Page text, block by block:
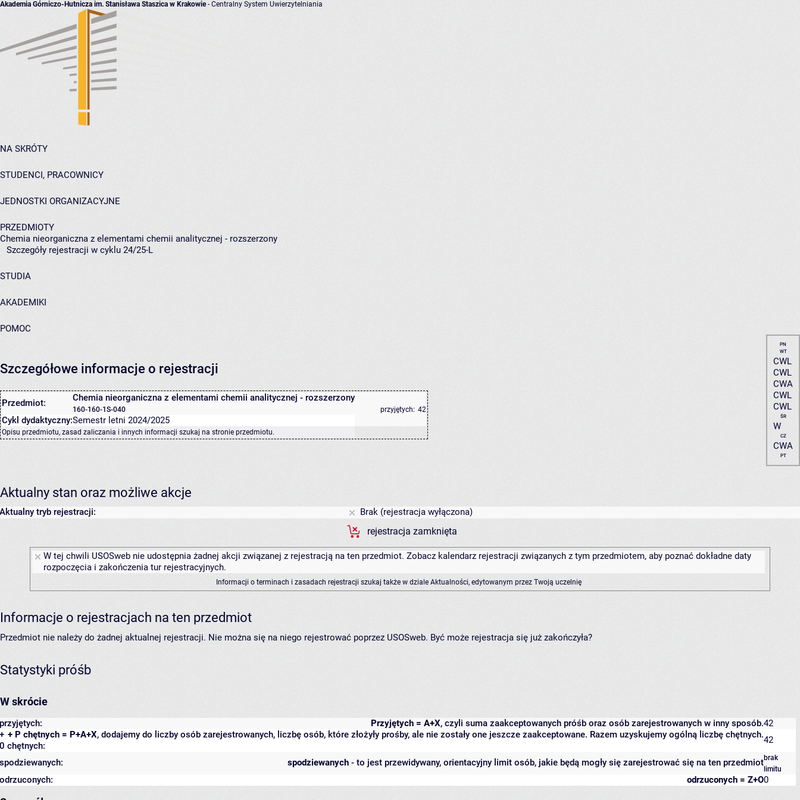
Akademia Górniczo-Hutnicza im. Stanisława Staszica w Krakowie- Centralny System Uwierzytelniania
NA SKRÓTY
STUDENCI, PRACOWNICY
JEDNOSTKI ORGANIZACYJNE
PRZEDMIOTY
Chemia nieorganiczna z elementami chemii analitycznej - rozszerzony
Szczegóły rejestracji w cyklu 24/25-L
STUDIA
AKADEMIKI
POMOC
Szczegółowe informacje o rejestracji
Przedmiot: Chemia nieorganiczna z elementami chemii analitycznej - rozszerzony
160-160-1S-040 przyjętych: 42
Cykl dydaktyczny:Semestr letni 2024/2025
Opisu przedmiotu, zasad zaliczania i innych informacji szukaj na stronie przedmiotu.
PN
WT
CWL
CWL
CWA
CWL
CWL
ŚR
W
CZ
CWA
PT
Aktualny stan oraz możliwe akcje
Aktualny tryb rejestracji:
Brak (rejestracja wyłączona)
rejestracja zamknięta
W tej chwili USOSweb nie udostępnia żadnej akcji związanej z rejestracją na ten przedmiot. Zobacz kalendarz rejestracji związanych z tym przedmiotem, aby poznać dokładne daty
rozpoczęcia i zakończenia tur rejestracyjnych.
Informacji o terminach i zasadach rejestracji szukaj także w dziale Aktualności, edytowanym przez Twoją uczelnię
Informacje o rejestracjach na ten przedmiot
Przedmiot nie należy do żadnej aktualnej rejestracji. Nie można się na niego rejestrować poprzez USOSweb. Być może rejestracja się już zakończyła?
Statystyki próśb
W skrócie
Przyjętych = A+X, czyli suma zaakceptowanych próśb oraz osób zarejestrowanych w inny sposób.
przyjętych:
42
+ P chętnych = P+A+X, dodajemy do liczby osób zarejestrowanych, liczbę osób, które złożyły prośby, ale nie zostały one jeszcze zaakceptowane. Razem uzyskujemy ogólną liczbę chętnych.
+
0 chętnych:
42
spodziewanych - to jest przewidywany, orientacyjny limit osób, jakie będą mogły się zarejestrować się na ten przedmiot
spodziewanych:
brak
limitu
odrzuconych = Z+O
odrzuconych: 0